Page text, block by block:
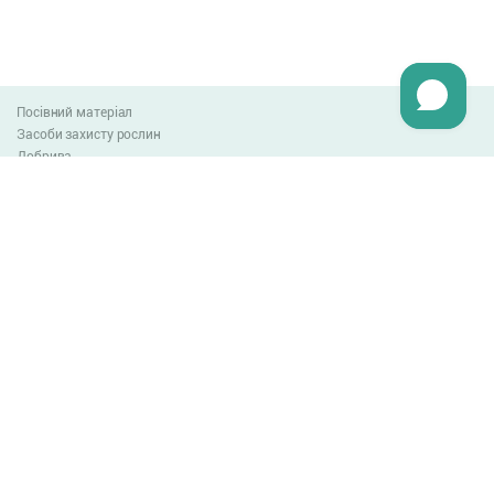
Посівний матеріал
Засоби захисту рослин
Добрива